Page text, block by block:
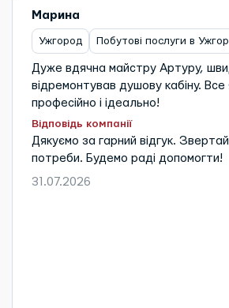
Марина
Ужгород Побутові послуги в
Дуже вдячна майстру Артуру,
відремонтував душову кабіну. Все
професійно і ідеально!
Відповідь компанії
Дякуємо за гарний відгук.
потреби. Будемо раді допомогти!
31.07.2026